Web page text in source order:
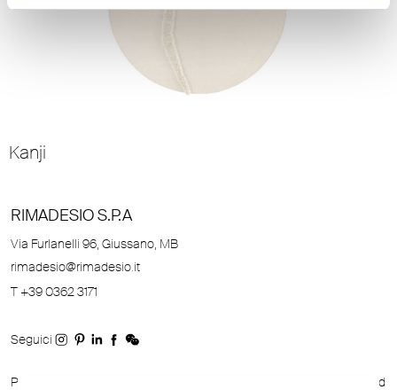
Kanji
RIMADESIO S.P.A
Via Furlanelli 96, Giussano, MB
rimadesio@rimadesio.it
T +39 0362 3171
Seguici
P.IVA 00685930968 Copyright © 2026 Rimadesio. All rights reserved